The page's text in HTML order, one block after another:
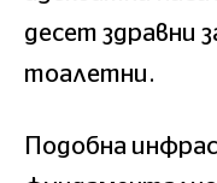
десет здравни
тоалетни.
Подобна